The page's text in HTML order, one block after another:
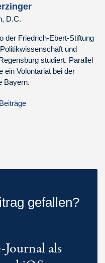
D.C.
der Friedrich-Ebert-Stiftung
und
studiert. Parallel
ein Volontariat bei der
Bayern.
gefallen?
Journal als